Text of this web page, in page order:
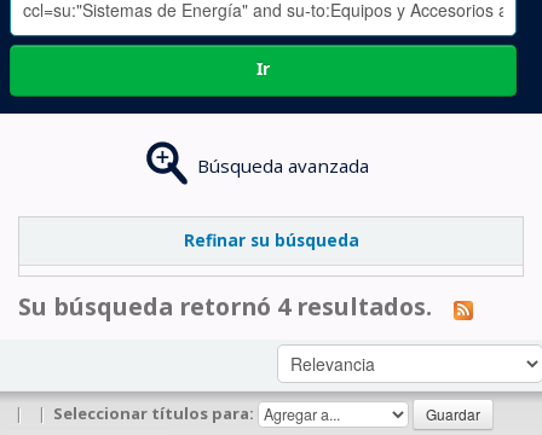
Ir
Búsqueda avanzada
Refinar su búsqueda
Su búsqueda retornó 4 resultados.
| | Seleccionar títulos para: